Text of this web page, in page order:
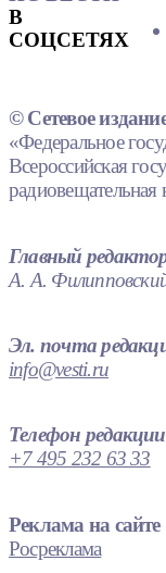
В
СОЦСЕТЯХ
© Сетевое
«Федеральное
Всероссийская
Главный
А. А.
Эл. почта
info@vesti.ru
Телефон редакции
+7 495 232 63 33
Реклама на сайте
Росреклама